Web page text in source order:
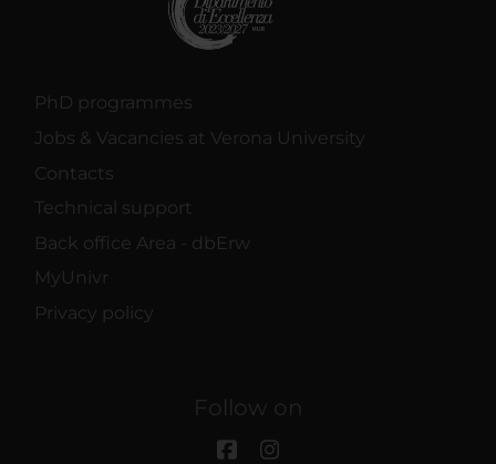
PhD programmes
Jobs & Vacancies at Verona University
Contacts
Technical support
Back office Area - dbErw
MyUnivr
Privacy policy
Follow on